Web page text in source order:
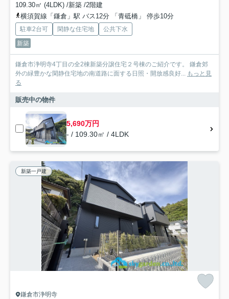
109.30㎡ (4LDK) /新築 /2階建
横須賀線「鎌倉」駅 バス12分 「青砥橋」 停歩10分
駐車2台可 閑静な住宅地
公共下水
新築
鎌倉市浄明寺4丁目の全2棟新築分譲住宅２号棟のご紹介です。 鎌倉郊
外の緑豊かな閑静住宅地の南道路に面する日照・開放感良好...
もっと見
る
販売中の物件
5,690万円
- / 109.30㎡ / 4LDK
新築一戸建
鎌倉市浄明寺